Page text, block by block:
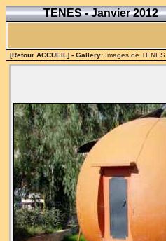
TENES - Janvier 2012
[Retour ACCUEIL] - Gallery: Images de TENES